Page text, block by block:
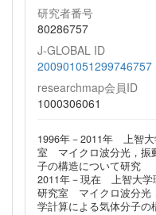
研究者番号
80286757
J-GLOBAL ID
200901051299746757
researchmap会員ID
1000306061
1996年－2011年 上智
室 マイクロ波分光，振
子の構造について研究
2011年－現在 上智大学
研究室 マイクロ波分光
学計算による気体分子